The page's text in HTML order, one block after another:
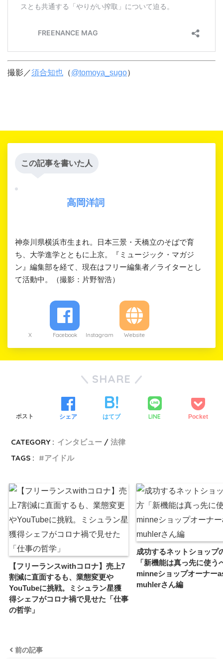
撮影／須合知也 （@tomoya_sugo）
この記事を書いた人
高岡洋詞
神奈川県横浜市生まれ。日本三景・天橋立のそばで育
ち、大学進学とともに上京。『ミュージック・マガジ
ン』編集部を経て、現在はフリー編集者／ライターとし
て活動中。（撮影：片野智浩）
Twitter Facebook Instagram Website
SHARE
ツイート シェア はてブ LINE Pocket
CATEGORY : インタビュー
法律
TAGS :
アイドル
【フリーランスwithコロナ】売上7
割減に直面するも、業態変更や
YouTubeに挑戦。ミシュラン星獲
得シェフがコロナ禍で見せた「仕事
の哲学」
成功するネットショップ
「新機能は真っ先に使う
minneショップオーナー
muhlerさん編
前の記事